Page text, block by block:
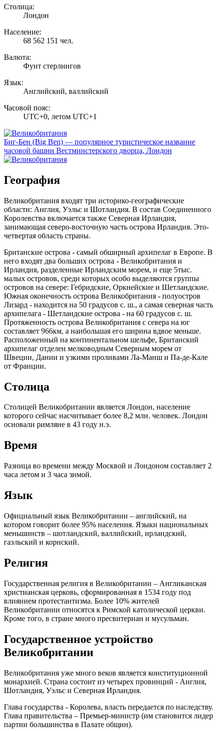
Столица:
Лондон
Население:
68 562 151 чел.
Валюта:
Фунт стерлингов
Язык:
Английский, валлийский
Часовой пояс:
UTC+0, летом UTC+1
Биг-Бен (Big Ben) — популярное туристическое название
часовой башни Вестминстерского дворца, Лондон
География
Великобритания входят три историко-географические
области: Англия, Уэльс и Шотландия. В состав Соединенного
Королевства включается также Северная Ирландия,
занимающая северо-восточную часть острова Ирландия. Это-
четвертая область страны.
Британские острова - самый обширный архипелаг в Европе. В
него входят два больших острова - Великобритания и
Ирландия, разделенные Ирландским морем, и еще 5тыс.
малых островов, среди которых особо выделяются группы
островов на севере: Гебридские, Оркнейские и Шетландские.
Южная оконечность острова Великобритания - полуостров
Лизард - находится на 50 градусов с. ш., а самая северная часть
архипелага - Шетландские острова - на 60 градусов с. ш.
Протяженность острова Великобритания с севера на юг
составляет 966км, а наибольшая его ширина вдвое меньше.
Расположенный на континентальном шельфе, Британский
архипелаг отделен мелководным Северным морем от
Швеции, Дании и узкими проливами Ла-Манш и Па-де-Кале
от Франции.
Столица
Столицей Великобритании является Лондон, население
которого сейчас насчитывает более 8,2 млн. человек. Лондон
основали римляне в 43 году н.э.
Время
Разница во времени между Москвой и Лондоном составляет 2
часа летом и 3 часа зимой.
Язык
Официальный язык Великобритании – английский, на
котором говорит более 95% населения. Языки национальных
меньшинств – шотландский, валлийский, ирландский,
гаэльский и корнский.
Религия
Государственная религия в Великобритании – Англиканская
христианская церковь, сформированная в 1534 году под
влиянием протестантизма. Более 10% жителей
Великобритании относятся к Римской католической церкви.
Кроме того, в стране много пресвитериан и мусульман.
Государственное устройство
Великобритании
Великобритания уже много веков является конституционной
монархией. Страна состоит из четырех провинций - Англия,
Шотландия, Уэльс и Северная Ирландия.
Глава государства - Королева, власть передается по наследству.
Глава правительства – Премьер-министр (им становится лидер
партии большинства в Палате общин).